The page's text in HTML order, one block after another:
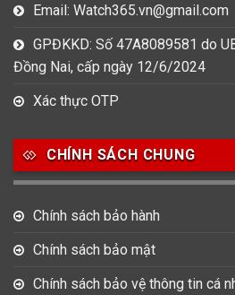
Invicta Longines
0
Mathey Tissot
Movado Ogival
3 36
Salvatore Ferragamo
0
Email: Watch365.vn@gmail.com
GPĐKKD: Số 47A8089581 do
Đồng Nai, cấp ngày 12/6/2024
Xác thực OTP
CHÍNH SÁCH CHUNG
Chính sách bảo hành
Chính sách bảo mật
Chính sách bảo vệ thông tin cá